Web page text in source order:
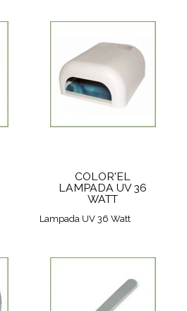
COLOR'EL
LAMPADA UV 36
WATT
Lampada UV 36 Watt